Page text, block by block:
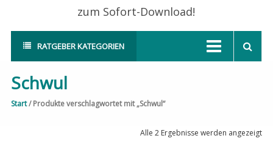
zum Sofort-Download!
RATGEBER KATEGORIEN
Schwul
Start/ Produkte verschlagwortet mit „Schwul“
Alle 2 Ergebnisse werden angezeigt